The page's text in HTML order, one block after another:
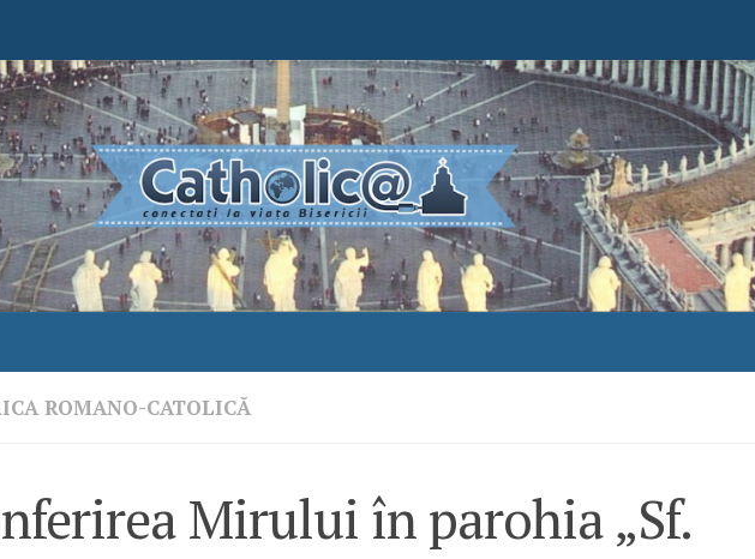
ROMANO-CATOLICĂ
Mirului în parohia „Sf.